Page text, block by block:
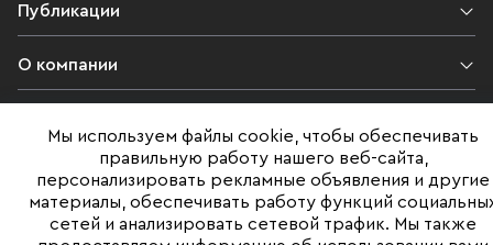
Публикации
О компании
Юридическая информация
Мы используем файлы cookie, чтобы обеспечивать
правильную работу нашего веб-сайта,
персонализировать рекламные объявления и другие
материалы, обеспечивать работу функций
сетей и анализировать сетевой трафик. Мы также